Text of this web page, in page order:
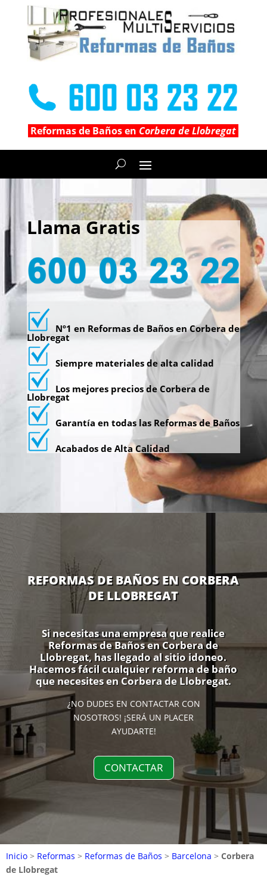
Reformas de Baños en Corbera de Llobregat
Llama Gratis
Nº1 en Reformas de Baños en Corbera de
Llobregat
Siempre materiales de alta calidad
Los mejores precios de Corbera de
Llobregat
Garantía en todas las Reformas de Baños
Acabados de Alta Calidad
REFORMAS DE BAÑOS EN CORBERA
DE LLOBREGAT
Si necesitas una empresa que realice
Reformas de Baños en Corbera de
Llobregat, has llegado al sitio idoneo.
Hacemos fácil cualquier reforma de baño
que necesites en Corbera de Llobregat.
¿NO DUDES EN CONTACTAR CON
NOSOTROS! ¡SERÁ UN PLACER
AYUDARTE!
CONTACTAR
Inicio > Reformas > Reformas de Baños > Barcelona > Corbera
de Llobregat